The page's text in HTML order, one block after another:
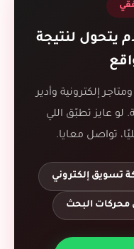
يتحول لنتيجة
إلكترونية وأدير
عايز تطبّق اللي
تواصل معايا.
تسويق إلكتروني
البحث